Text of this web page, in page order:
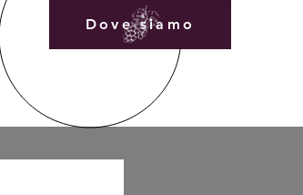
Rilascia dati
Dove siamo